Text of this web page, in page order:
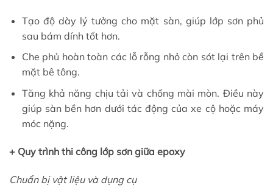
Tạo độ dày lý tưởng cho mặt sàn, giúp lớp sơn phủ
sau bám dính tốt hơn.
Che phủ hoàn toàn các lỗ rỗng nhỏ còn sót lại trên bề
mặt bê tông.
Tăng khả năng chịu tải và chống mài mòn. Điều này
giúp sàn bền hơn dưới tác động của xe cộ hoặc máy
móc nặng.
+ Quy trình thi công lớp sơn giữa epoxy
Chuẩn bị vật liệu và dụng cụ